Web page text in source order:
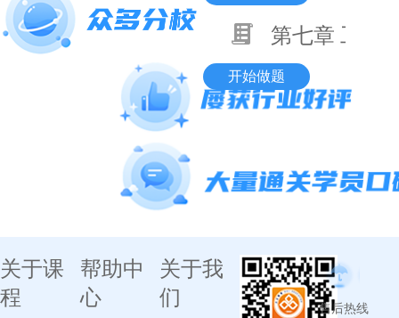
第七章 工程
开始做题
关于课
程
帮助中
心
关于我
们
售后热线